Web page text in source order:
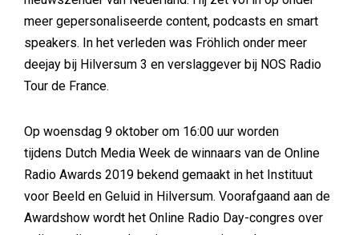
meer gepersonaliseerde content, podcasts en smart
speakers. In het verleden was Fröhlich onder meer
deejay bij Hilversum 3 en verslaggever bij NOS Radio
Tour de France.
Op woensdag 9 oktober om 16:00 uur worden
tijdens Dutch Media Week de winnaars van de Online
Radio Awards 2019 bekend gemaakt in het Instituut
voor Beeld en Geluid in Hilversum. Voorafgaand aan de
Awardshow wordt het Online Radio Day-congres over